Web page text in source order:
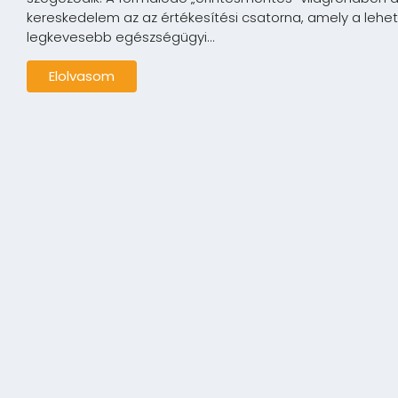
kereskedelem az az értékesítési csatorna, amely a
legkevesebb egészségügyi...
Elolvasom